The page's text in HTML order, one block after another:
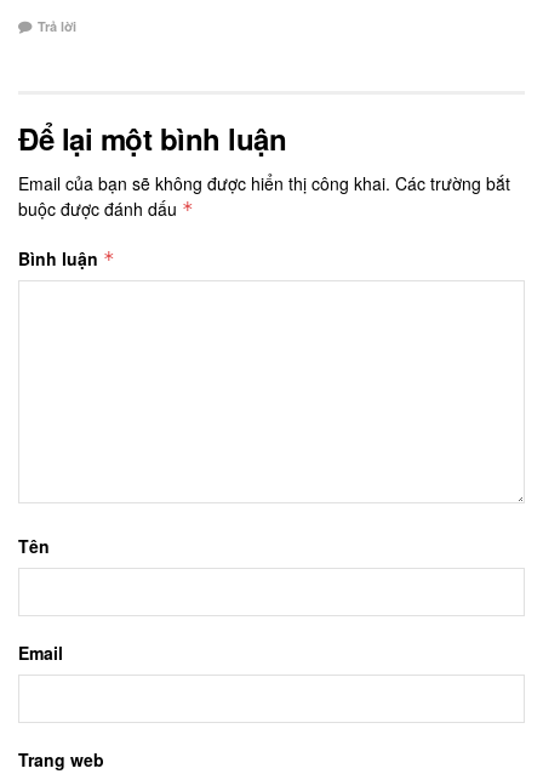
Trả lời
Để lại một bình luận
Email của bạn sẽ không được hiển thị công khai. Các trường bắt
buộc được đánh dấu *
Bình luận *
Tên
Email
Trang web